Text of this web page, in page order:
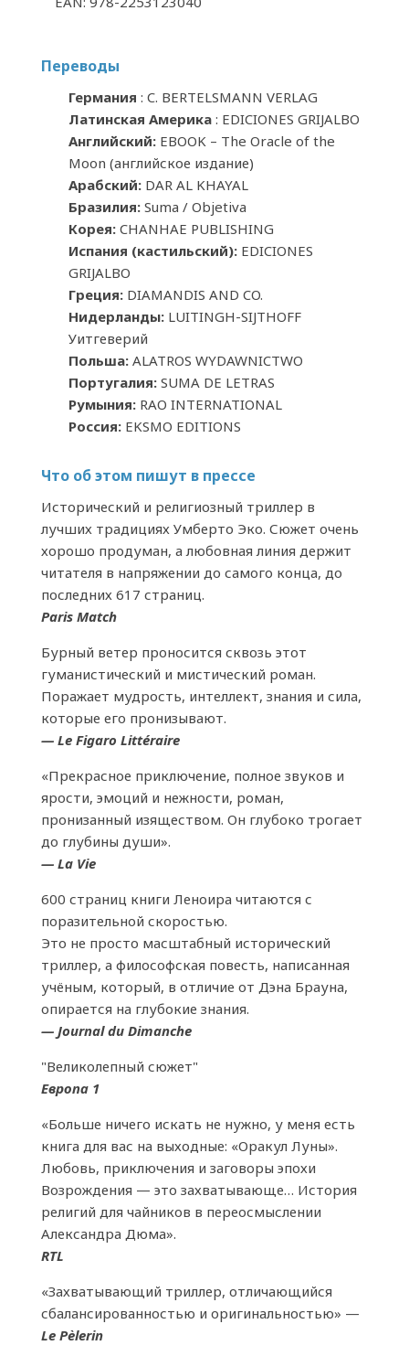
Переводы
Германия : C. BERTELSMANN VERLAG
Латинская Америка: EDICIONES GRIJALBO
Английский: EBOOK – The Oracle of the
Moon (английское издание)
Арабский:DAR AL KHAYAL
Бразилия:Suma / Objetiva
Корея:CHANHAE PUBLISHING
Испания (кастильский):EDICIONES
GRIJALBO
Греция:DIAMANDIS AND CO.
Нидерланды:LUITINGH-SIJTHOFF
Уитгеверий
Польша:ALATROS WYDAWNICTWO
Португалия:SUMA DE LETRAS
Румыния:RAO INTERNATIONAL
Россия:EKSMO EDITIONS
Что об этом пишут в прессе
Исторический и религиозный триллер в
лучших традициях Умберто Эко. Сюжет очень
хорошо продуман, а любовная линия держит
читателя в напряжении до самого конца, до
последних 617 страниц.
Paris Match
Бурный ветер проносится сквозь этот
гуманистический и мистический роман.
Поражает мудрость, интеллект, знания и сила,
которые его пронизывают.
— Le Figaro Littéraire
«Прекрасное приключение, полное звуков и
ярости, эмоций и нежности, роман,
пронизанный изяществом. Он глубоко трогает
до глубины души».
— La Vie
600 страниц книги Леноира читаются с
поразительной скоростью.
Это не просто масштабный исторический
триллер, а философская повесть, написанная
учёным, который, в отличие от Дэна Брауна,
опирается на глубокие знания.
— Journal du Dimanche
"Великолепный сюжет"
Европа 1
«Больше ничего искать не нужно, у меня есть
книга для вас на выходные: «Оракул Луны».
Любовь, приключения и заговоры эпохи
Возрождения — это захватывающе… История
религий для чайников в переосмыслении
Александра Дюма».
RTL
«Захватывающий триллер, отличающийся
сбалансированностью и оригинальностью» —
Le Pèlerin